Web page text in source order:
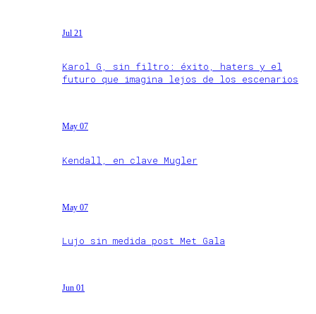
Jul 21
Karol G, sin filtro: éxito, haters y el
futuro que imagina lejos de los escenarios
May 07
Kendall, en clave Mugler
May 07
Lujo sin medida post Met Gala
Jun 01